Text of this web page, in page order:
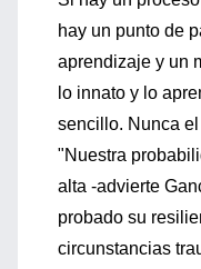
hay un punto de
aprendizaje y un
lo innato y lo
sencillo. Nunca
"Nuestra
alta -advierte
probado su
circunstancias